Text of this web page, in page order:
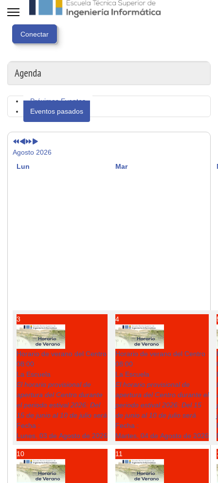
Agenda
Próximos Eventos
Eventos pasados
anterior
Agosto 2026
Lun
Mar
3
Horario de verano del Centro
08:00
La Escuela
El horario provisional de
apertura del Centro durante
el periodo estival 2026: Del
15 de junio al 10 de julio será
Fecha :
Lunes, 03 de Agosto de 2026
4
Horario de verano del Centro
08:00
La Escuela
El horario provisional de
apertura del Centro durante el
periodo estival 2026: Del 15
de junio al 10 de julio será
Fecha :
Martes, 04 de Agosto de 2026
10 11